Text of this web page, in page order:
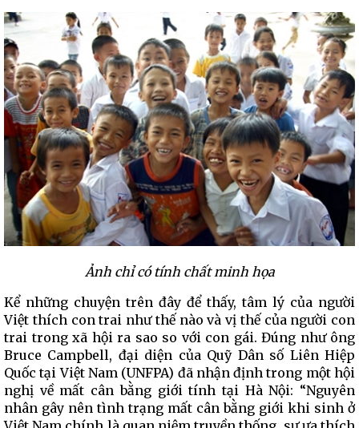
Ảnh chỉ có tính chất minh họa
Kể những chuyện trên đây để thấy, tâm lý của người
Việt thích con trai như thế nào và vị thế của người con
trai trong xã hội ra sao so với con gái. Đúng như ông
Bruce Campbell, đại diện của Quỹ Dân số Liên Hiệp
Quốc tại Việt Nam (UNFPA) đã nhận định trong một hội
nghị về mất cân bằng giới tính tại Hà Nội: “Nguyên
nhân gây nên tình trạng mất cân bằng giới khi sinh ở